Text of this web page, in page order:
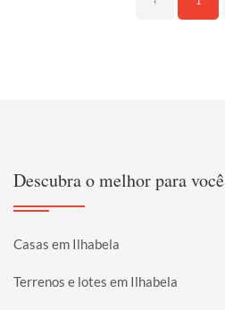
Descubra o melhor para você
Casas em Ilhabela
Terrenos e lotes em Ilhabela